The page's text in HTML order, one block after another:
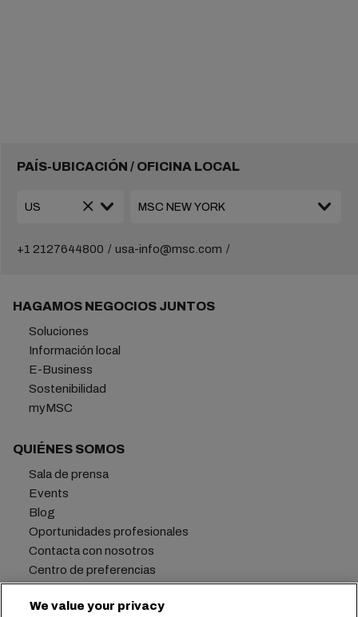
PAÍS-UBICACIÓN / OFICINA LOCAL
+1 2127644800 usa-info@msc.com
HAGAMOS NEGOCIOS JUNTOS
Soluciones
Información local
E-Business
Sostenibilidad
myMSC
QUIÉNES SOMOS
Sala de prensa
Events
Blog
Oportunidades profesionales
Contacta con nosotros
Centro de preferencias
We value your privacy